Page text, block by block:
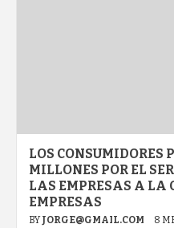
LOS CONSUMIDORES
MILLONES POR EL
LAS EMPRESAS A LA
EMPRESAS
BY JORGE@GMAIL.COM 8